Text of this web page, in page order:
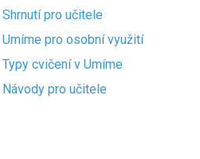
Shrnutí pro učitele
Umíme pro osobní využití
Typy cvičení v Umíme
Návody pro učitele